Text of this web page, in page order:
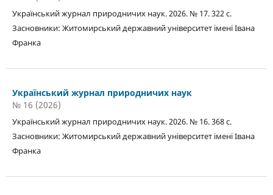
Український журнал природничих наук. 2026. № 17. 322 с.
Засновники: Житомирський державний університет імені Івана
Франка
Український журнал природничих наук
№ 16 (2026)
Український журнал природничих наук. 2026. № 16. 368 с.
Засновники: Житомирський державний університет імені Івана
Франка